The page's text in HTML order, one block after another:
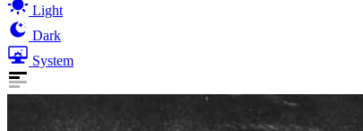
Light
Dark
System